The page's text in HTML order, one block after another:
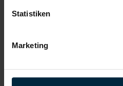
Statistiken
Marketing
Weiterbildung
Vollzeitarbeitsplatz
Bewirb dich jetzt!